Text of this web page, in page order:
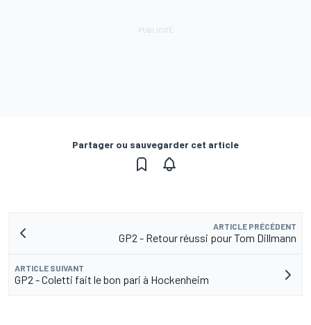
Partager ou sauvegarder cet article
ARTICLE PRÉCÉDENT
GP2 - Retour réussi pour Tom Dillmann
ARTICLE SUIVANT
GP2 - Coletti fait le bon pari à Hockenheim